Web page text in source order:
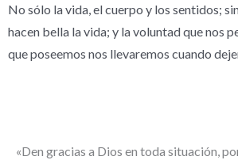
No sólo la vida, el cuerpo y los sentidos;
hacen bella la vida; y la voluntad que nos
que poseemos nos llevaremos cuando
«Den gracias a Dios en toda situación,